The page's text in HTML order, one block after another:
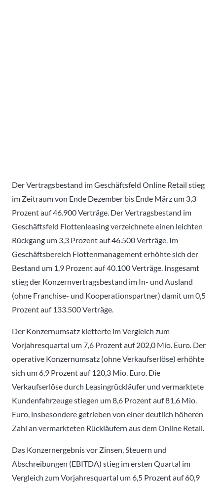
Der Vertragsbestand im Geschäftsfeld Online Retail stieg
im Zeitraum von Ende Dezember bis Ende März um 3,3
Prozent auf 46.900 Verträge. Der Vertragsbestand im
Geschäftsfeld Flottenleasing verzeichnete einen leichten
Rückgang um 3,3 Prozent auf 46.500 Verträge. Im
Geschäftsbereich Flottenmanagement erhöhte sich der
Bestand um 1,9 Prozent auf 40.100 Verträge. Insgesamt
stieg der Konzernvertragsbestand im In- und Ausland
(ohne Franchise- und Kooperationspartner) damit um 0,5
Prozent auf 133.500 Verträge.
Der Konzernumsatz kletterte im Vergleich zum
Vorjahresquartal um 7,6 Prozent auf 202,0 Mio. Euro. Der
operative Konzernumsatz (ohne Verkaufserlöse) erhöhte
sich um 6,9 Prozent auf 120,3 Mio. Euro. Die
Verkaufserlöse durch Leasingrückläufer und vermarktete
Kundenfahrzeuge stiegen um 8,6 Prozent auf 81,6 Mio.
Euro, insbesondere getrieben von einer deutlich höheren
Zahl an vermarkteten Rückläufern aus dem Online Retail.
Das Konzernergebnis vor Zinsen, Steuern und
Abschreibungen (EBITDA) stieg im ersten Quartal im
Vergleich zum Vorjahresquartal um 6,5 Prozent auf 60,9